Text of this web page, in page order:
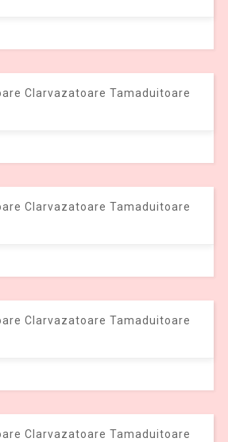
Clarvazatoare Tamaduitoare
Clarvazatoare Tamaduitoare
Clarvazatoare Tamaduitoare
Clarvazatoare Tamaduitoare